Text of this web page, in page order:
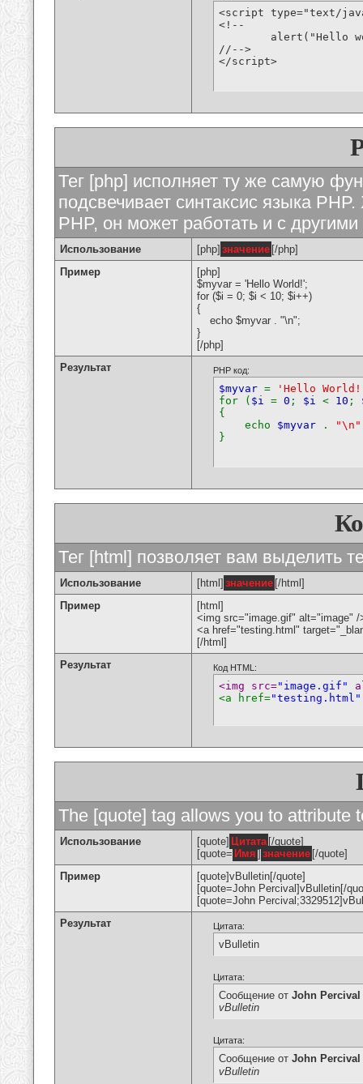
<script type="text/
<!--
//-->
</script>
Тег [php] исполняет ту же самую
подсвечивает синтаксис языка
PHP, он может работать и с
Использование [php] значение [/php]
Пример
[php]
$myvar = 'Hello World!';
for ($i = 0; $i < 10; $i++)
{
echo $myvar . "\n";
}
[/php]
Результат
PHP код:
$myvar =
'Hello
for ( $i = 0 ; $i < 10 ;
{
echo $myvar . "\n"
}
Тег [html] позволяет вам выделить
Использование [html] значение [/html]
Пример
[html]
<img src="image.gif" alt="image" /
<a href="testing.html"
[/html]
Результат
Код HTML:
<img src="image.gif"
<a href="testing.html"
The [quote] tag allows you to attribute
Использование [quote] Цитата [/quote]
[quote= Имя ] значение [/quote]
Пример
[quote]vBulletin[/quote]
[quote=John Percival]vBulletin[/
[quote=John
Результат
Цитата:
vBulletin
Цитата:
Сообщение от John Percival
vBulletin
Цитата:
Сообщение от John Percival
vBulletin